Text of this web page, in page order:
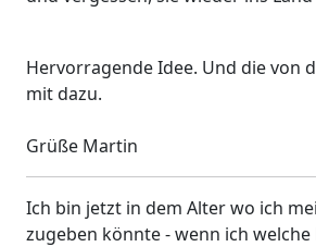
Hervorragende Idee. Und die von
mit dazu.
Grüße Martin
Ich bin jetzt in dem Alter wo ich
zugeben könnte - wenn ich